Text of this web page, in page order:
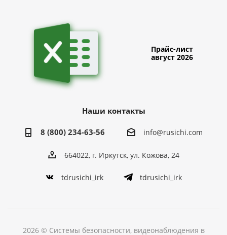
Прайс-лист
август 2026
Наши контакты
8 (800) 234-63-56 info@rusichi.com
664022, г. Иркутск, ул. Кожова, 24
tdrusichi_irk tdrusichi_irk
2026 © Системы безопасности, видеонаблюдения в